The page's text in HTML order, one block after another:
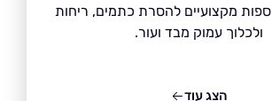
להסרת כתמים, ריחות
עמוק מבד ועור.